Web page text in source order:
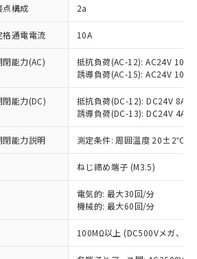
点構成 2a
格通電電流 10A
閉能力(AC)
抵抗負荷(AC-12): AC24V 10A/
誘導負荷(AC-15): AC24V
閉能力(DC)
抵抗負荷(DC-12): DC24V 8A/
誘導負荷(DC-13): DC24V 4A/
閉能力説明 測定条件: 周囲温度 20±2℃、
ねじ締め端子 (M3.5)
電気的: 最大30回/分
機械的: 最大60回/分
100MΩ以上 (DC500Vメガ、点
お読みいただき、同意のうえ
ビスは、当社制御機器事業取扱
当社在庫状況および標準価格
提供させていただくもので
ビスの対象外となる商品もある
ご了承ください。
況および標準価格照会結果は、
ている更新日時点での社内デー
づき作成されるものであり、閲
た時点での実際の在庫および標
RoHS指令（10物質）の非含
製品に切り替える予定のある
：EU RoHS指令（10物質）の
応の商品で、対応品を出す予
：EU RoHS指令（10物質）の
状況を調査中または確認中の
イセンス料など無形物で、有
関係のない商品です。
情により、非含有部品として
含有品と判明した場合などや
することがあります。
下、 水銀(Hg) 1000ppm以下、 カド
1000ppm以下、ポリ臭化ビフェニル
表
均質材料含有率が中国RoHSの
あることを示します。
質材料含有率が中国RoHSの
ていることを示します。
認です。当社販売部門へお問
の基準値 (GB/T26572)：
、 Hg(水銀) : 1000ppm、 Cd(カドミウ
、これら貴社製品のうち、外国
よび外国貿易法に定める商品
｢規制貨物等」という）を輸出
国外への提供する場合は、日本
の輸出許可(または役務取引許
得するなどの必要な手続きを